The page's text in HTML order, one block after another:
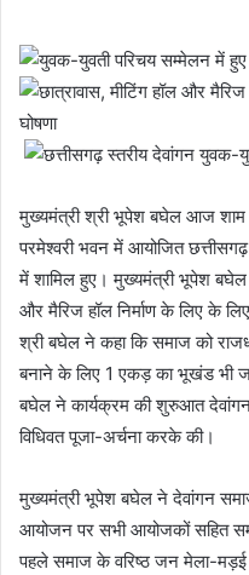
मुख्यमंत्री श्री भूपेश बघेल आज शाम
परमेश्वरी भवन में आयोजित
में शामिल हुए। मुख्यमंत्री भूपेश बघेल
और मैरिज हॉल निर्माण के लिए के
श्री बघेल ने कहा कि समाज को
बनाने के लिए 1 एकड़ का भूखंड भी
बघेल ने कार्यक्रम की शुरुआत देवांगन
विधिवत पूजा-अर्चना करके की।
मुख्यमंत्री भूपेश बघेल ने देवांगन
आयोजन पर सभी आयोजकों सहित
पहले समाज के वरिष्ठ जन मेला-